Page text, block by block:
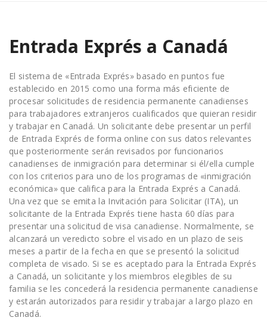
Entrada Exprés a Canadá
El sistema de «Entrada Exprés» basado en puntos fue
establecido en 2015 como una forma más eficiente de
procesar solicitudes de residencia permanente canadienses
para trabajadores extranjeros cualificados que quieran residir
y trabajar en Canadá. Un solicitante debe presentar un perfil
de Entrada Exprés de forma online con sus datos relevantes
que posteriormente serán revisados por funcionarios
canadienses de inmigración para determinar si él/ella cumple
con los criterios para uno de los programas de «inmigración
económica» que califica para la Entrada Exprés a Canadá.
Una vez que se emita la Invitación para Solicitar (ITA), un
solicitante de la Entrada Exprés tiene hasta 60 días para
presentar una solicitud de visa canadiense. Normalmente, se
alcanzará un veredicto sobre el visado en un plazo de seis
meses a partir de la fecha en que se presentó la solicitud
completa de visado. Si se es aceptado para la Entrada Exprés
a Canadá, un solicitante y los miembros elegibles de su
familia se les concederá la residencia permanente canadiense
y estarán autorizados para residir y trabajar a largo plazo en
Canadá.